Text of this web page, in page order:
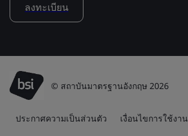
ลงทะเบียน
© สถาบันมาตรฐานอังกฤษ 2026
ประกาศความเป็นส่วนตัว เงื่อนไขการใช้งาน